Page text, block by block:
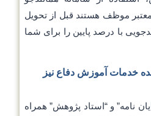
موظف هستند قبل از تحویل
با درصد پایین را برای شما
خدمات آموزش دفاع نیز
نامه” و “استاد پژوهش” همراه